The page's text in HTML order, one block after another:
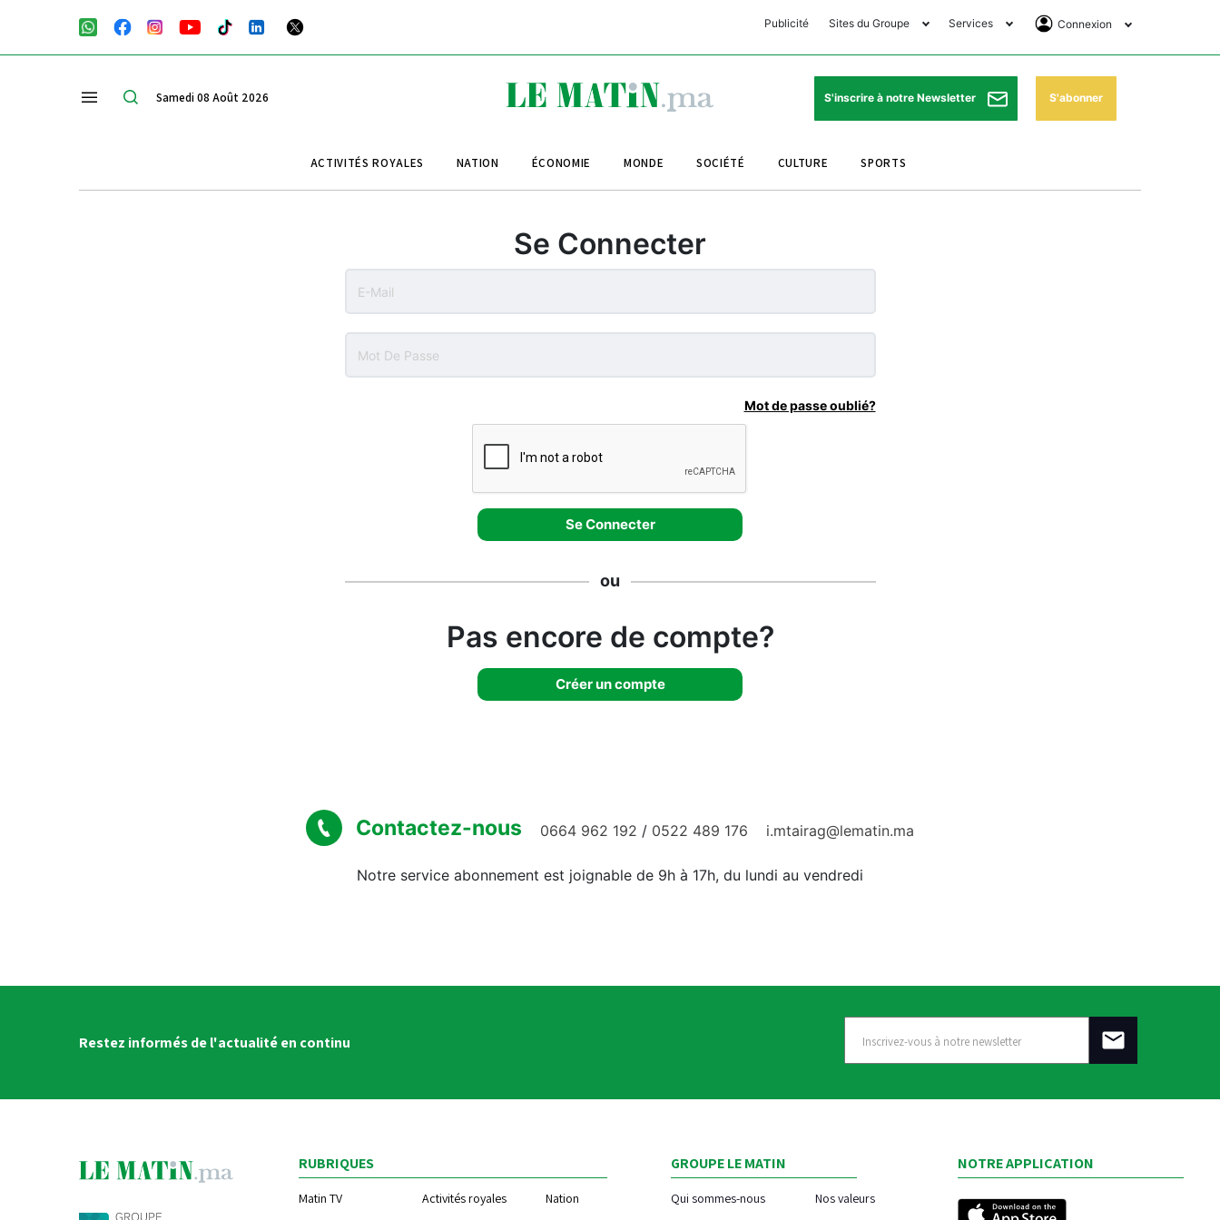
Publicité Sites du Groupe
Club Avantages
Le Matin Sports
Le Matin Store
Services
Horaires de prières
Pharmacies de garde
Programme TV
Connexion
Se Connecter
Abonnement
Samedi 08 Août 2026 S'inscrire à notre Newsletter S'abonner
ACTIVITÉS ROYALES NATION ÉCONOMIE MONDE SOCIÉTÉ CULTURE SPORTS
Se Connecter
Mot de passe oublié?
ou
Pas encore de compte?
Créer un compte
Contactez-nous 0664 962 192 / 0522 489 176 i.mtairag@lematin.ma
Notre service abonnement est joignable de 9h à 17h, du lundi au vendredi
Restez informés de l'actualité en continu
RUBRIQUES
Matin TV Activités royales
Nation
GROUPE LE MATIN
Qui sommes-nous Nos valeurs
NOTRE APPLICATION